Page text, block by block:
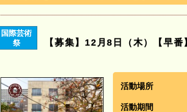
国際芸術
祭
【募集】12月8日（木）【早
活動場所
活動期間